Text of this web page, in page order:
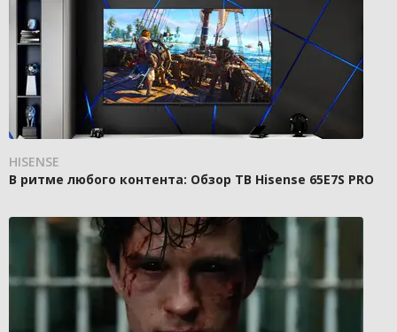
HISENSE
В ритме любого контента: Обзор ТВ Hisense 65E7S PRO